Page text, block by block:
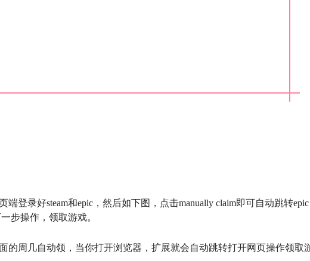
登录好steam和epic，然后如下图，点击manually claim即可自动跳转epic
步操作，领取游戏。
的周几自动领，当你打开浏览器，扩展就会自动跳转打开网页操作领取